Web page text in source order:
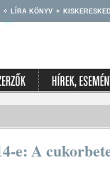
LÍRA KÖNYV
e: A